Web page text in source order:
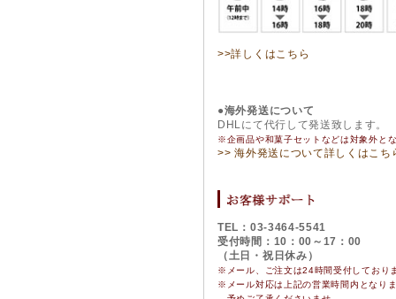
>>詳しくはこちら
●海外発送について
DHLにて代行して発送致します。
※企画品や和菓子セットなどは対象外と
>> 海外発送について詳しくはこち
TEL：03-3464-5541
受付時間：10：00～17：00
（土日・祝日休み）
※メール、ご注文は24時間受付しており
※ メール対応は上記の営業時間内となり